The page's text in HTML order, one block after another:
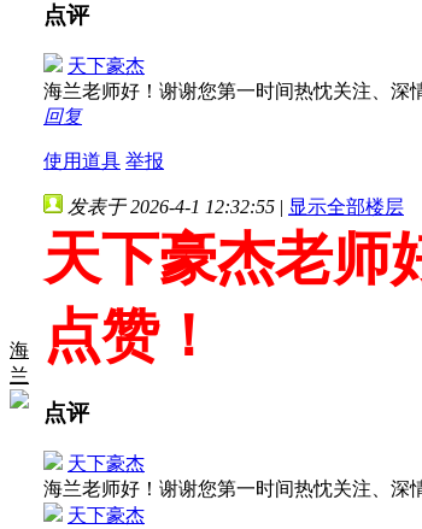
点评
天下豪杰
海兰老师好！谢谢您第一时间热忱关注、深
回复
使用道具 举报
海
兰
发表于 2026-4-1 12:32:55 | 显示全部楼层
天下豪杰老师
点赞！
点评
天下豪杰
海兰老师好！谢谢您第一时间热忱关注、深
天下豪杰